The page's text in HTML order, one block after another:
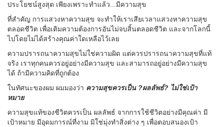
ประโยชน์สูงสุด เพียงเพราะทำแล้ว...มีความสุข
ที่สำคัญ การแสวงหาความสุข จะทำให้เราเสียเวลาแสวงหาความสุข
ตลอดชีวิต เพื่อเติมความต้องการอันไม่จบสิ้นตลอดชีวิต และจากโลกนี้
ไปโดยไม่ได้สร้างคุณค่าใดเหลือไว้เลย
ความปรารถนาความสุขไม่ใช่ความผิด แต่ควรปรารถนาความสุขที่แท้
จริง เราทุกคนควรอยู่อย่างมีความสุข และสามารถอยู่อย่างมีความสุข
ได้ ถ้ามีความคิดที่ถูกต้อง
ในทัศนะของผม ผมมองว่า ความสุขควรเป็น ?ผลลัพธ์? ไม่ใช่เป้า
หมาย
ความสุขแท้ของชีวิตควรเป็น ผลลัพธ์ จากการใช้ชีวิตอย่างมีคุณค่า มี
เป้าหมาย มีอุดมการณ์ที่งาม มิใช่มุ่งทำสิ่งต่าง ๆ เพื่อตอบสนองเป้า